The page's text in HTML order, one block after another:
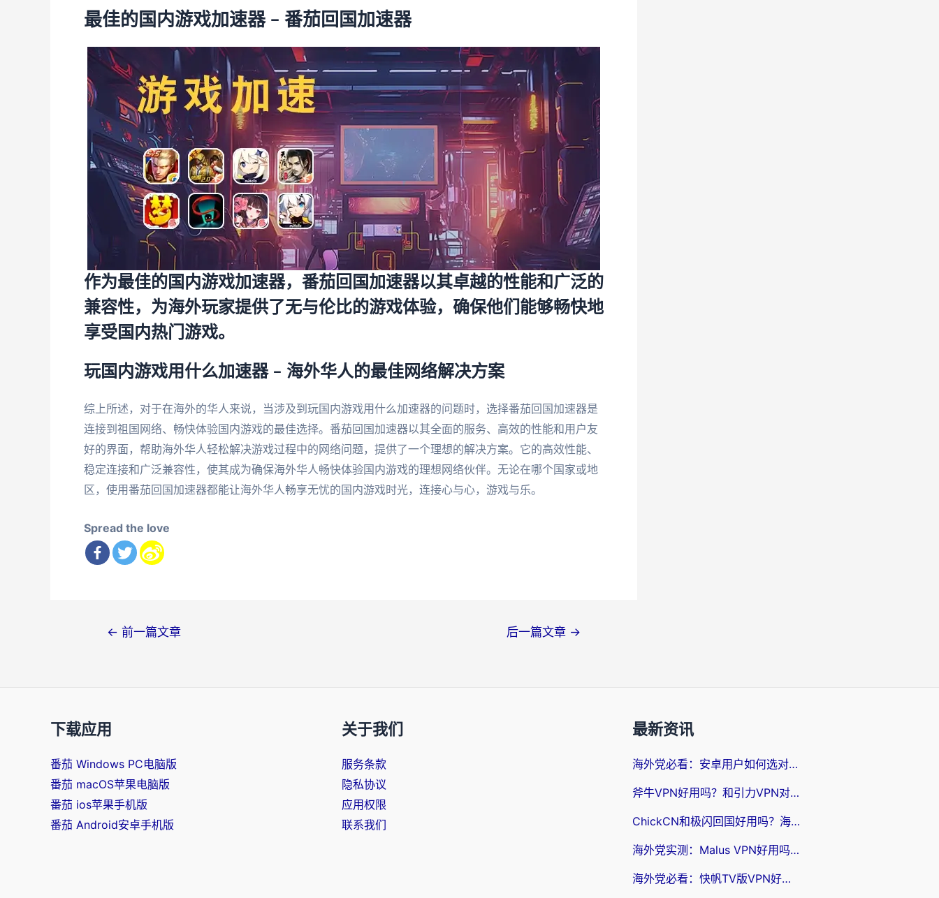
最佳的国内游戏加速器 – 番茄回国加速器
作为最佳的国内游戏加速器，番茄回国加速器以其卓越的性能和广泛的
兼容性，为海外玩家提供了无与伦比的游戏体验，确保他们能够畅快地
享受国内热门游戏。
玩国内游戏用什么加速器 – 海外华人的最佳网络解决方案
综上所述，对于在海外的华人来说，当涉及到玩国内游戏用什么加速器的问题时，选择番茄回国加速器是
连接到祖国网络、畅快体验国内游戏的最佳选择。番茄回国加速器以其全面的服务、高效的性能和用户友
好的界面，帮助海外华人轻松解决游戏过程中的网络问题，提供了一个理想的解决方案。它的高效性能、
稳定连接和广泛兼容性，使其成为确保海外华人畅快体验国内游戏的理想网络伙伴。无论在哪个国家或地
区，使用番茄回国加速器都能让海外华人畅享无忧的国内游戏时光，连接心与心，游戏与乐。
Spread the love
← 前一篇文章 后一篇文章 →
下载应用
番茄 Windows PC电脑版
番茄 macOS苹果电脑版
番茄 ios苹果手机版
番茄 Android安卓手机版
关于我们
服务条款
隐私协议
应用权限
联系我们
最新资讯
海外党必看：安卓用户如何选对回国VPN？从踩坑到无缝访问的全攻略
斧牛VPN好用吗？和引力VPN对比哪个回国效果更好？海外党亲测3款加速器+避坑指南
ChickCN和极闪回国好用吗？海外党亲测3款加速器，教你选对不踩坑
海外党实测：Malus VPN好用吗？和回国VPN对比哪个回国效果更好？附真实体验与加速器推荐
海外党必看：快帆TV版VPN好用吗？和豌豆IP VPN对比哪个回国效果更好？附真实体验与选择指南